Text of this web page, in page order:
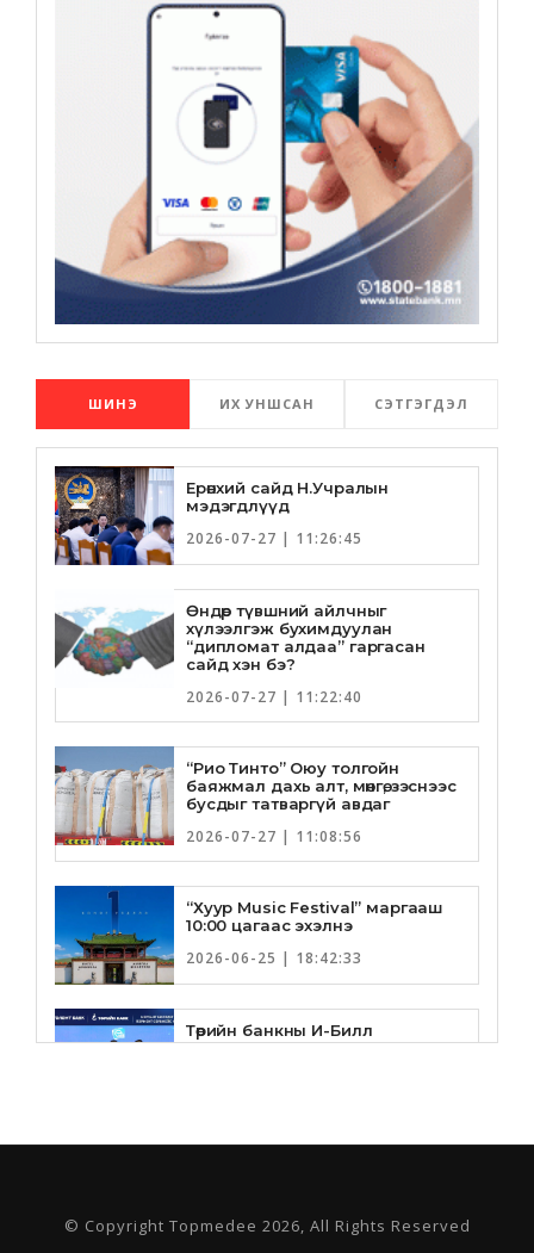
ШИНЭ ИХ УНШСАН СЭТГЭГДЭЛ
Ерөнхий сайд Н.Учралын
мэдэгдлүүд
2026-07-27 | 11:26:45
Өндөр түвшний айлчныг
хүлээлгэж бухимдуулан
“дипломат алдаа” гаргасан
сайд хэн бэ?
2026-07-27 | 11:22:40
“Рио Тинто” Оюу толгойн
баяжмал дахь алт, мөнгө, зэснээс
бусдыг татваргүй авдаг
2026-07-27 | 11:08:56
“Хуур Music Festival” маргааш
10:00 цагаас эхэлнэ
2026-06-25 | 18:42:33
Төрийн банкны И-Билл
үйлчилгээнд Голомт банк
шинэчлэн байгууллаа
© Copyright Topmedee 2026, All Rights Reserved